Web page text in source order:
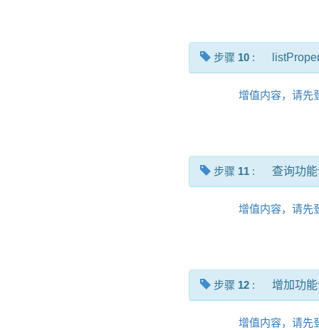
步骤 10 :
增值内容，请先
步骤 11 : 查询功
增值内容，请先
步骤 12 : 增加功
增值内容，请先